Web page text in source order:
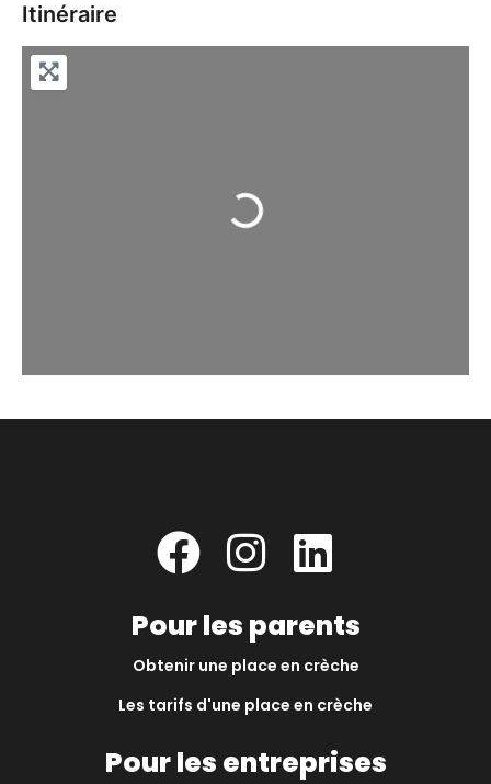
Itinéraire
Chargement...
Pour les parents
Obtenir une place en crèche
Les tarifs d'une place en crèche
Pour les entreprises